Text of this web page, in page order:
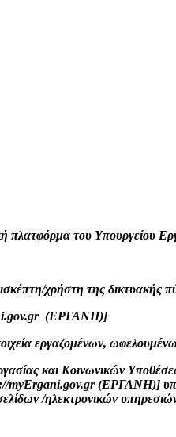
πλατφόρμα του Υπουργείου
χρήστη της δικτυακής
(ΕΡΓΑΝΗ)]
εργαζομένων,
και Κοινωνικών
myErgani.gov.gr (ΕΡΓΑΝΗ)] υπό
/ηλεκτρονικών